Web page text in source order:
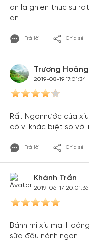
an la ghien thuc su
an
Trả lời Chia sẻ
Trương
2019-08-19 17:01:34
Rất Ngonnước của
có vị khác biệt so với
Trả lời Chia sẻ
Khánh Trần
2019-06-17 20:01:36
Bánh mì xíu mại
sữa đậu nành ngon